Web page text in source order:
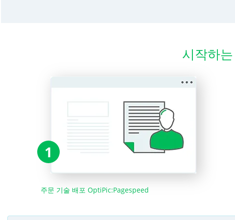
시작하
1
주문 기술 배포 OptiPic:Pagespeed